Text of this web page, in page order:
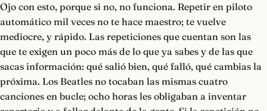
Ojo con esto, porque si no, no funciona. Repetir en piloto
automático mil veces no te hace maestro; te vuelve
mediocre, y rápido. Las repeticiones que cuentan son las
que te exigen un poco más de lo que ya sabes y de las que
sacas información: qué salió bien, qué falló, qué cambias la
próxima. Los Beatles no tocaban las mismas cuatro
canciones en bucle; ocho horas les obligaban a inventar